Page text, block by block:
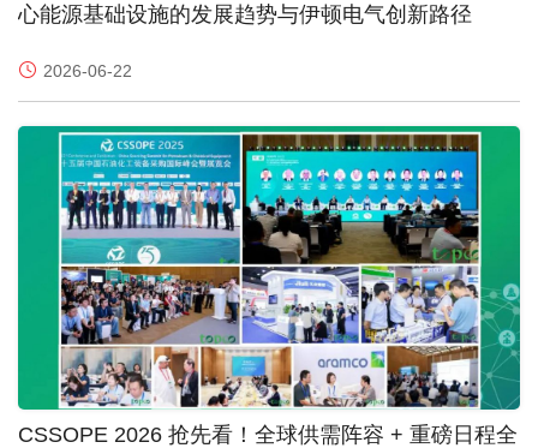
心能源基础设施的发展趋势与伊顿电气创新路径
2026-06-22
CSSOPE 2026 抢先看！全球供需阵容 + 重磅日程全